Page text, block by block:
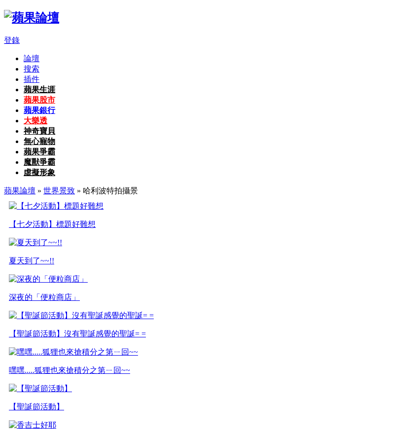
登錄
論壇
搜索
插件
蘋果生涯
蘋果股市
蘋果銀行
大樂透
神奇寶貝
無心寵物
蘋果爭霸
魔獸爭霸
虛擬形象
蘋果論壇 » 世界景致 » 哈利波特拍攝景
【七夕活動】標題好難想
夏天到了~~!!
深夜的「便粒商店」
【聖誕節活動】沒有聖誕感覺的聖誕= =
嘿嘿.....狐狸也來搶積分之第ㄧ回~~
【聖誕節活動】